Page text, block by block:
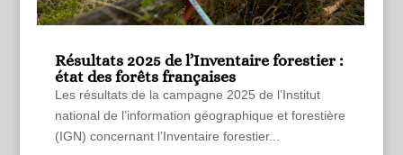
Résultats 2025 de l’Inventaire forestier :
état des forêts françaises
Les résultats de la campagne 2025 de l’Institut
national de l’information géographique et forestière
(IGN) concernant l’Inventaire forestier...